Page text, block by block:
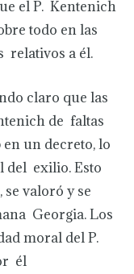
el P. Kentenich
todo en las
relativos a él.
claro que las
de faltas
en un decreto, lo
del exilio. Esto
valoró y se
Georgia. Los
moral del P.
él